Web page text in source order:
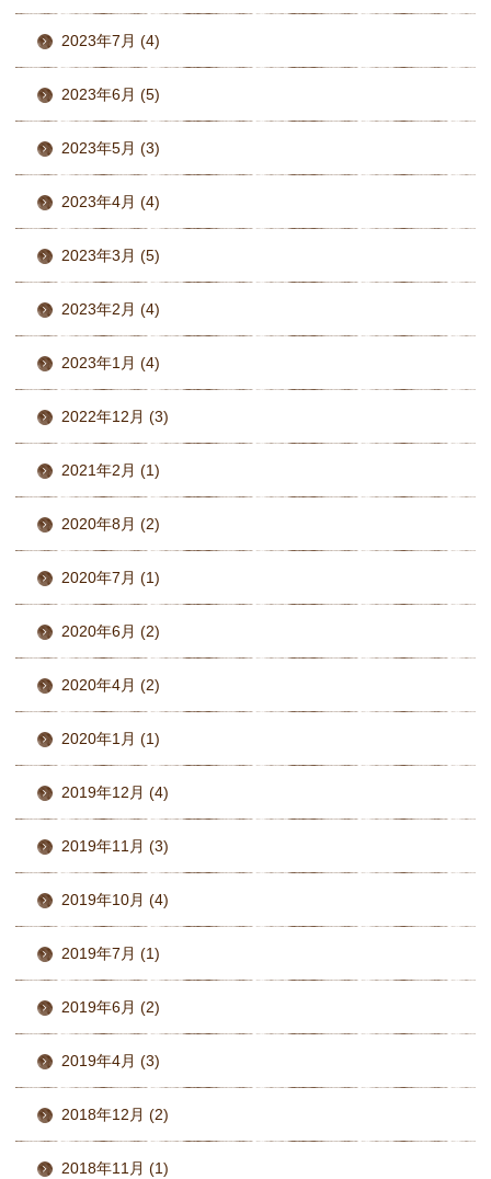
2023年7月 (4)
2023年6月 (5)
2023年5月 (3)
2023年4月 (4)
2023年3月 (5)
2023年2月 (4)
2023年1月 (4)
2022年12月 (3)
2021年2月 (1)
2020年8月 (2)
2020年7月 (1)
2020年6月 (2)
2020年4月 (2)
2020年1月 (1)
2019年12月 (4)
2019年11月 (3)
2019年10月 (4)
2019年7月 (1)
2019年6月 (2)
2019年4月 (3)
2018年12月 (2)
2018年11月 (1)